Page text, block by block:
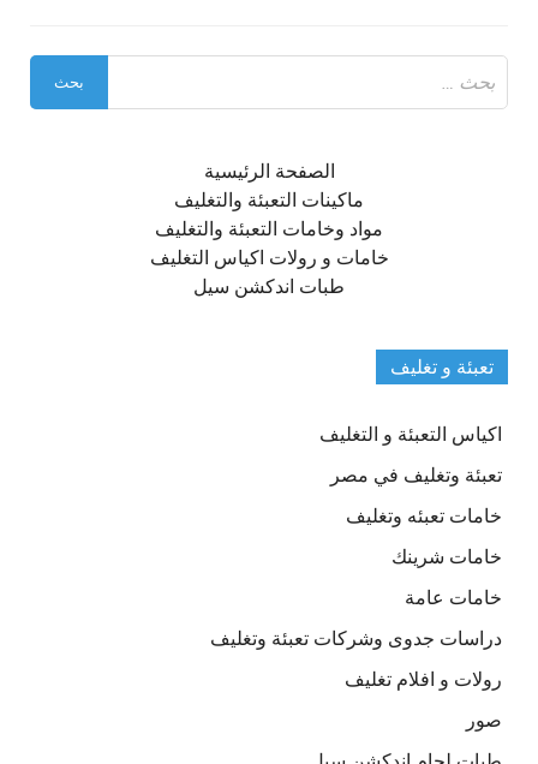
عن:
الصفحة الرئيسية
ماكينات التعبئة والتغليف
مواد وخامات التعبئة والتغليف
خامات و رولات اكياس التغليف
طبات اندكشن سيل
تعبئة و تغليف
اكياس التعبئة و التغليف
تعبئة وتغليف في مصر
خامات تعبئه وتغليف
خامات شرينك
خامات عامة
دراسات جدوى وشركات تعبئة وتغليف
رولات و افلام تغليف
صور